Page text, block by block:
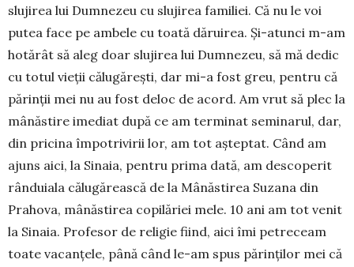
slu­jirea lui Dumnezeu cu slujirea familiei. Că nu le voi
putea face pe ambele cu toată dăruirea. Și-atunci m-am
hotărât să aleg doar slujirea lui Dumnezeu, să mă dedic
cu totul vieții călugărești, dar mi-a fost greu, pentru că
părinții mei nu au fost deloc de acord. Am vrut să plec la
mâ­năs­tire imediat după ce am ter­minat semi­narul, dar,
din pricina îm­potrivirii lor, am tot așteptat. Când am
ajuns aici, la Si­naia, pentru prima dată, am descoperit
rânduiala călugărească de la Mânăstirea Suzana din
Prahova, mâ­năstirea copilă­riei mele. 10 ani am tot venit
la Sinaia. Profesor de religie fiind, aici îmi petre­ceam
toate vacan­țele, până când le-am spus părinților mei că